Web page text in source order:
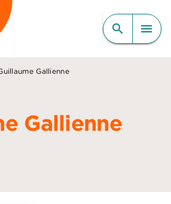
CONTENU
search menu
Gallienne
Gallienne